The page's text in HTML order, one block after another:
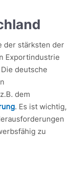
der stärksten der
Exportindustrie
deutsche
dem
. Es ist wichtig,
zu